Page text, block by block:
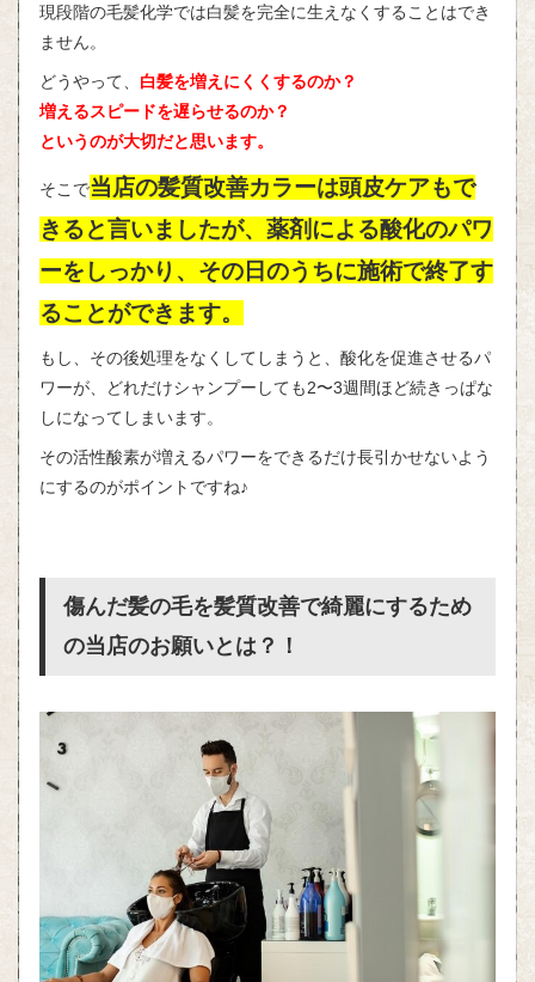
現段階の毛髪化学では白髪を完全に生えなくすることはでき
ません。
どうやって、 白髪を増えにくくするのか？
増えるスピードを遅らせるのか？
というのが大切だと思います。
そこで当店の髪質改善カラーは頭皮ケアもで
きると言いましたが、薬剤による酸化のパワ
ーをしっかり、その日のうちに施術で終了す
ることができます。
もし、その後処理をなくしてしまうと、酸化を促進させるパ
ワーが、どれだけシャンプーしても2〜3週間ほど続きっぱな
しになってしまいます。
その活性酸素が増えるパワーをできるだけ長引かせないよう
にするのがポイントですね♪
傷んだ髪の毛を髪質改善で綺麗にするため
の当店のお願いとは？！